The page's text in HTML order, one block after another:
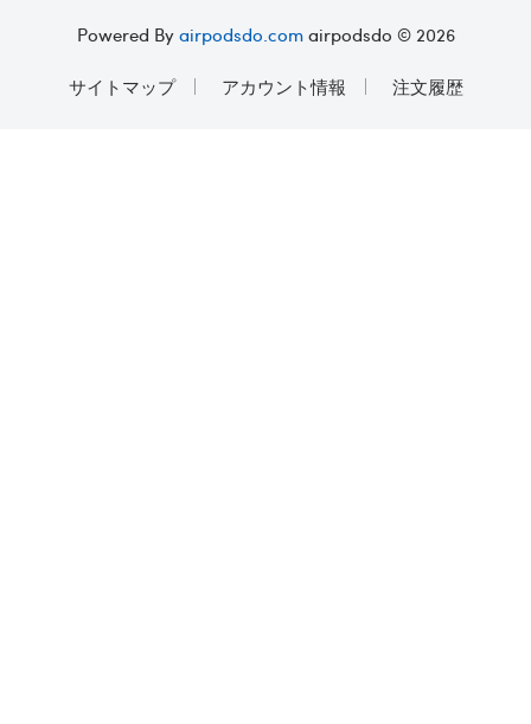
Powered Byairpodsdo.comairpodsdo © 2026
サイトマップ
アカウント情報 注文履歴